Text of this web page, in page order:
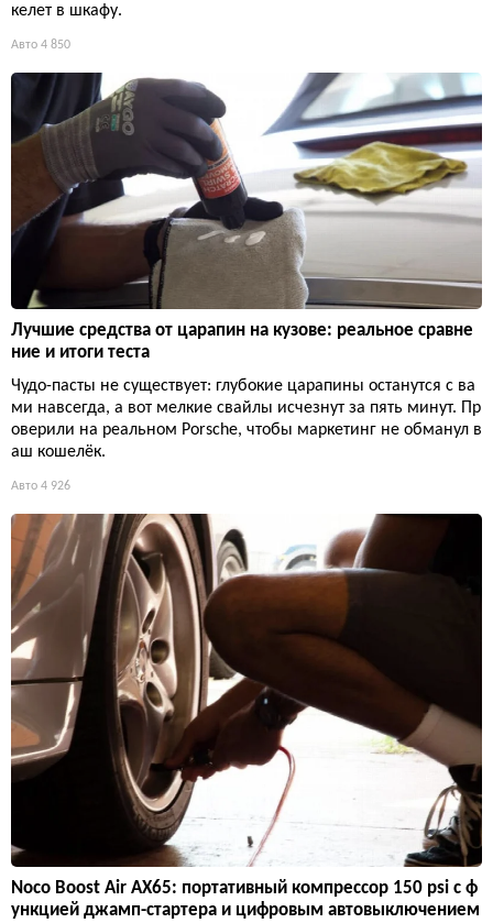
келет в шкафу.
Авто 4 850
Лучшие средства от царапин на кузове: реальное сравне
ние и итоги теста
Чудо-пасты не существует: глубокие царапины останутся с ва
ми навсегда, а вот мелкие свайлы исчезнут за пять минут. Пр
оверили на реальном Porsche, чтобы маркетинг не обманул в
аш кошелёк.
Авто 4 926
Noco Boost Air AX65: портативный компрессор 150 psi с ф
ункцией джамп-стартера и цифровым автовыключением